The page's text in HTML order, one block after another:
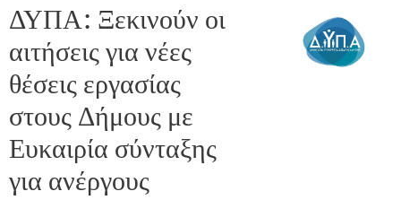
ΔΥΠΑ: Ξεκινούν οι
αιτήσεις για νέες
θέσεις εργασίας
στους Δήμους με
Ευκαιρία σύνταξης
για ανέργους